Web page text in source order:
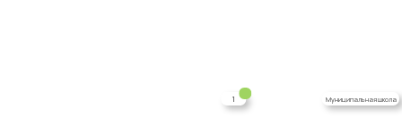
Муниципальная школа
1